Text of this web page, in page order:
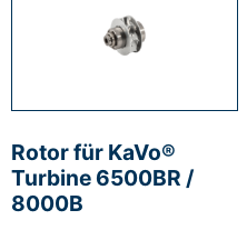
Rotor für KaVo®
Turbine 6500BR /
8000B